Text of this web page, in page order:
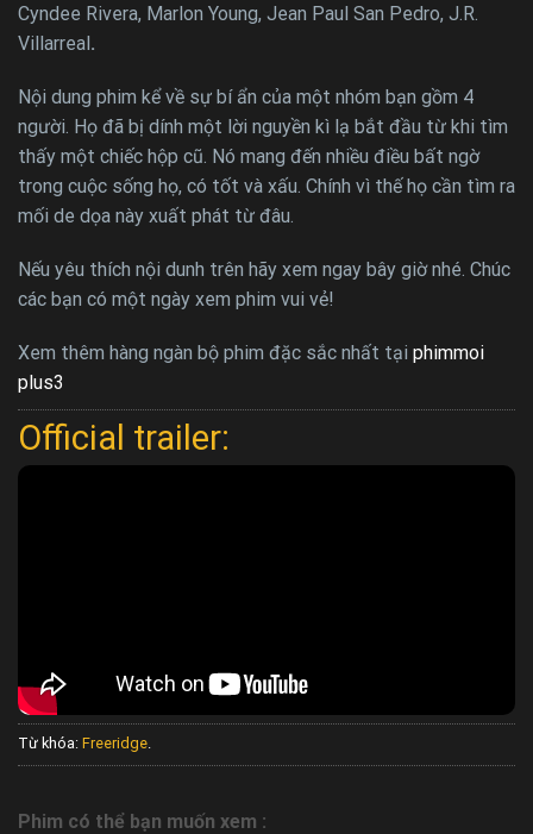
Cyndee Rivera, Marlon Young, Jean Paul San Pedro, J.R.
Villarreal.
Nội dung phim kể về sự bí ẩn của một nhóm bạn gồm 4
người. Họ đã bị dính một lời nguyền kì lạ bắt đầu từ khi tìm
thấy một chiếc hộp cũ. Nó mang đến nhiều điều bất ngờ
trong cuộc sống họ, có tốt và xấu. Chính vì thế họ cần tìm ra
mối de dọa này xuất phát từ đâu.
Nếu yêu thích nội dunh trên hãy xem ngay bây giờ nhé. Chúc
các bạn có một ngày xem phim vui vẻ!
Xem thêm hàng ngàn bộ phim đặc sắc nhất tại phimmoi
plus3
Official trailer:
Từ khóa: Freeridge.
Phim có thể bạn muốn xem :